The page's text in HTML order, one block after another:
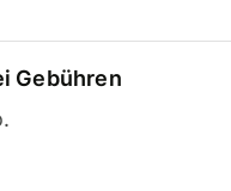
Gebühren